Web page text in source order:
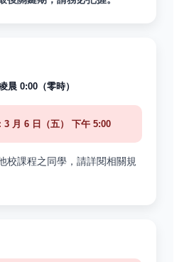
晨 0:00（零時）
3 月 6 日 （五） 下午 5:00
校課程之同學，請詳閱相關規